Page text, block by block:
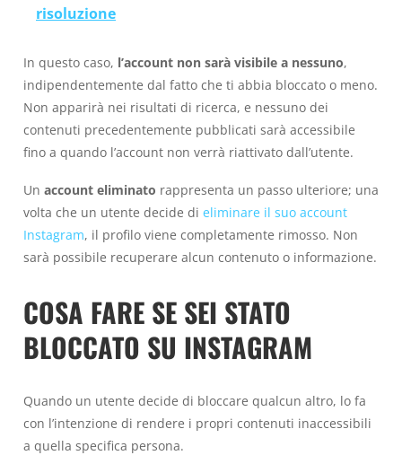
risoluzione
In questo caso, l’account non sarà visibile a nessuno,
indipendentemente dal fatto che ti abbia bloccato o meno.
Non apparirà nei risultati di ricerca, e nessuno dei
contenuti precedentemente pubblicati sarà accessibile
fino a quando l’account non verrà riattivato dall’utente.
Un account eliminato rappresenta un passo ulteriore; una
volta che un utente decide di eliminare il suo account
Instagram, il profilo viene completamente rimosso. Non
sarà possibile recuperare alcun contenuto o informazione.
COSA FARE SE SEI STATO
BLOCCATO SU INSTAGRAM
Quando un utente decide di bloccare qualcun altro, lo fa
con l’intenzione di rendere i propri contenuti inaccessibili
a quella specifica persona.